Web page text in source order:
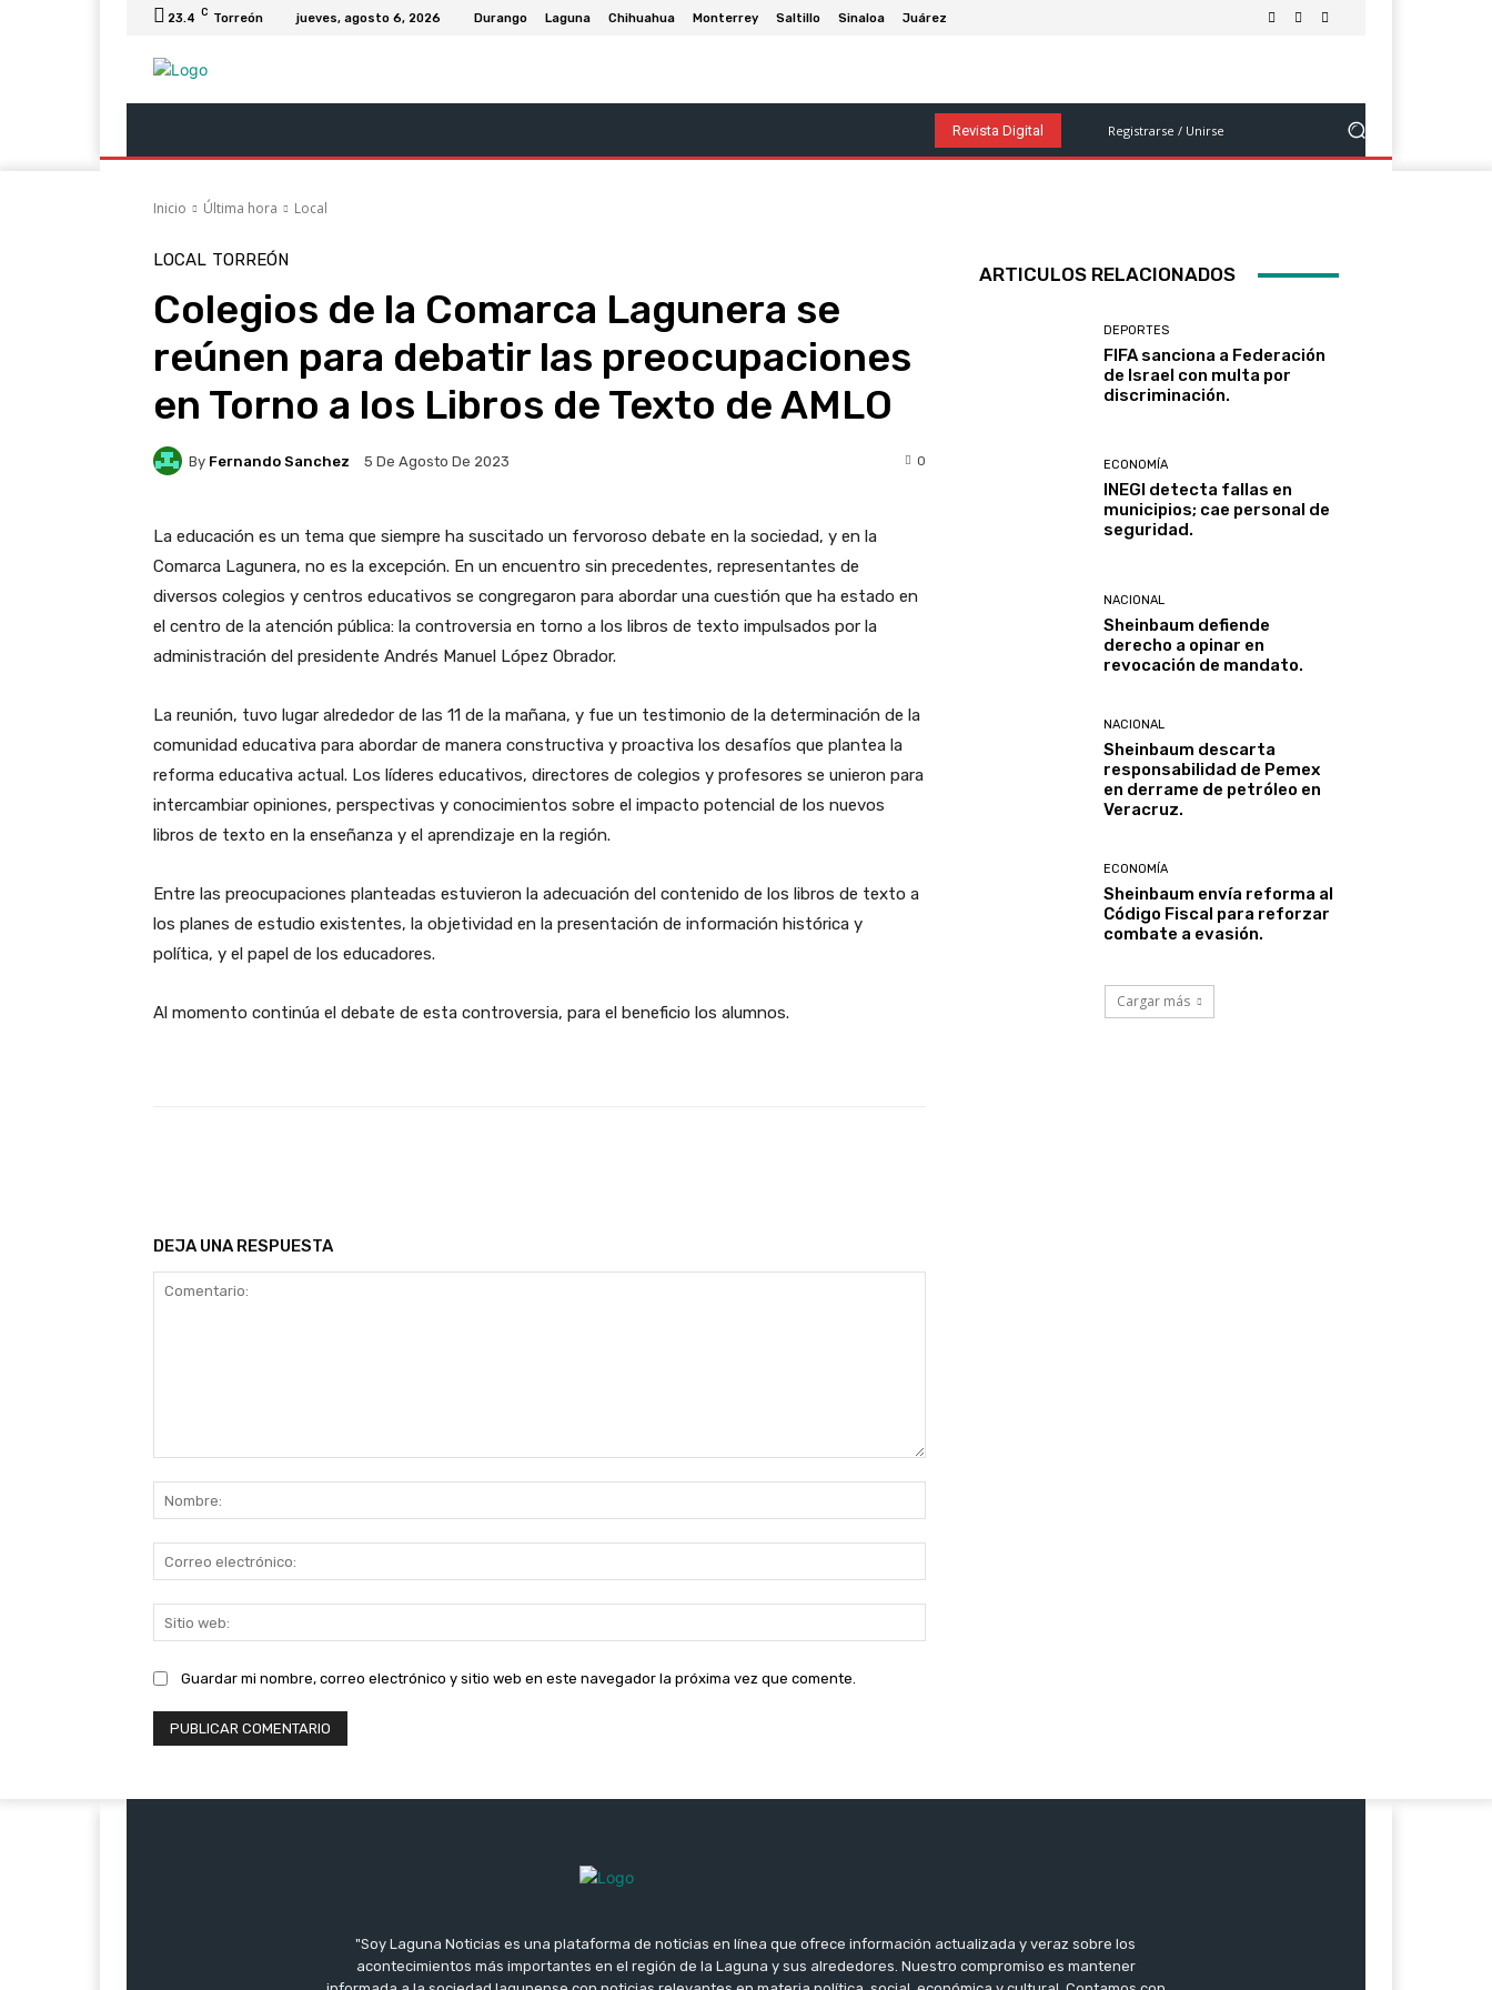
23.4 C Torreón jueves, agosto 6, 2026 Durango Laguna Chihuahua Monterrey Saltillo Sinaloa Juárez
Política Salud Y Bienestar Tecnología Y Ciencia
Revista Digital Registrarse / Unirse
Inicio Última hora Local
LOCAL TORREÓN
Colegios de la Comarca Lagunera se
reúnen para debatir las preocupaciones
en Torno a los Libros de Texto de AMLO
By Fernando Sanchez 5 De Agosto De 2023 0
La educación es un tema que siempre ha suscitado un fervoroso debate en la sociedad, y en la
Comarca Lagunera, no es la excepción. En un encuentro sin precedentes, representantes de
diversos colegios y centros educativos se congregaron para abordar una cuestión que ha estado en
el centro de la atención pública: la controversia en torno a los libros de texto impulsados por la
administración del presidente Andrés Manuel López Obrador.
La reunión, tuvo lugar alrededor de las 11 de la mañana, y fue un testimonio de la determinación de la
comunidad educativa para abordar de manera constructiva y proactiva los desafíos que plantea la
reforma educativa actual. Los líderes educativos, directores de colegios y profesores se unieron para
intercambiar opiniones, perspectivas y conocimientos sobre el impacto potencial de los nuevos
libros de texto en la enseñanza y el aprendizaje en la región.
Entre las preocupaciones planteadas estuvieron la adecuación del contenido de los libros de texto a
los planes de estudio existentes, la objetividad en la presentación de información histórica y
política, y el papel de los educadores.
Al momento continúa el debate de esta controversia, para el beneficio los alumnos.
DEJA UNA RESPUESTA
electrónico:
web:
Guardar mi nombre, correo electrónico y sitio web en este navegador la próxima vez que comente.
ARTICULOS RELACIONADOS
DEPORTES
FIFA sanciona a Federación
de Israel con multa por
discriminación.
ECONOMÍA
INEGI detecta fallas en
municipios; cae personal de
seguridad.
NACIONAL
Sheinbaum defiende
derecho a opinar en
revocación de mandato.
NACIONAL
Sheinbaum descarta
responsabilidad de Pemex
en derrame de petróleo en
Veracruz.
ECONOMÍA
Sheinbaum envía reforma al
Código Fiscal para reforzar
combate a evasión.
Cargar más
"Soy Laguna Noticias es una plataforma de noticias en línea que ofrece información actualizada y veraz sobre los
acontecimientos más importantes en el región de la Laguna y sus alrededores. Nuestro compromiso es mantener